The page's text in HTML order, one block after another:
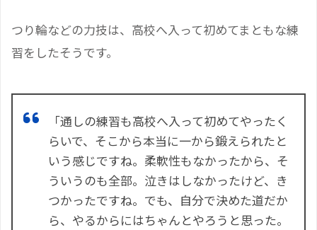
つり輪などの力技は、高校へ入って初めてまともな練
習をしたそうです。
「通しの練習も高校へ入って初めてやったく
らいで、そこから本当に一から鍛えられたと
いう感じですね。柔軟性もなかったから、そ
ういうのも全部。泣きはしなかったけど、き
つかったですね。でも、自分で決めた道だか
ら、やるからにはちゃんとやろうと思った。